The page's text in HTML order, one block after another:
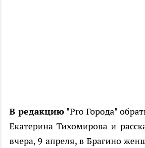
В редакцию "Pro Города"
Екатерина Тихомирова и
вчера, 9 апреля, в Брагино